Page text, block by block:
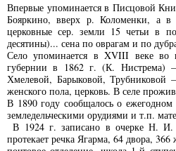
Впервые упоминается в Писцовой
Бояркино, вверх р. Коломенки, а в
церковные сер. земли 15 четьи в
десятины)... сена по оврагам и по
Село упоминается в XVIII веке во
губернии в 1862 г. (К. Нистрема)
Хмелевой, Барыковой,
женского пола, церковь. В селе
В 1890 году сообщалось о
земледельческими орудиями и т.п.
В 1924 г. записано в очерке Н. И.
протекает речка Ягарма, 64 двора,